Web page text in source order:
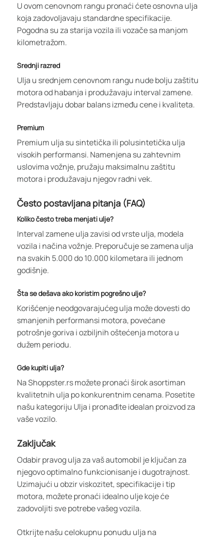
U ovom cenovnom rangu pronaći ćete osnovna ulja
koja zadovoljavaju standardne specifikacije.
Pogodna su za starija vozila ili vozače sa manjom
kilometražom.
Srednji razred
Ulja u srednjem cenovnom rangu nude bolju zaštitu
motora od habanja i produžavaju interval zamene.
Predstavljaju dobar balans između cene i kvaliteta.
Premium
Premium ulja su sintetička ili polusintetička ulja
visokih performansi. Namenjena su zahtevnim
uslovima vožnje, pružaju maksimalnu zaštitu
motora i produžavaju njegov radni vek.
Često postavljana pitanja (FAQ)
Koliko često treba menjati ulje?
Interval zamene ulja zavisi od vrste ulja, modela
vozila i načina vožnje. Preporučuje se zamena ulja
na svakih 5.000 do 10.000 kilometara ili jednom
godišnje.
Šta se dešava ako koristim pogrešno ulje?
Korišćenje neodgovarajućeg ulja može dovesti do
smanjenih performansi motora, povećane
potrošnje goriva i ozbiljnih oštećenja motora u
dužem periodu.
Gde kupiti ulja?
Na Shoppster.rs možete pronaći širok asortiman
kvalitetnih ulja po konkurentnim cenama. Posetite
našu kategoriju Ulja i pronađite idealan proizvod za
vaše vozilo.
Zaključak
Odabir pravog ulja za vaš automobil je ključan za
njegovo optimalno funkcionisanje i dugotrajnost.
Uzimajući u obzir viskozitet, specifikacije i tip
motora, možete pronaći idealno ulje koje će
zadovoljiti sve potrebe vašeg vozila.
Otkrijte našu celokupnu ponudu ulja na